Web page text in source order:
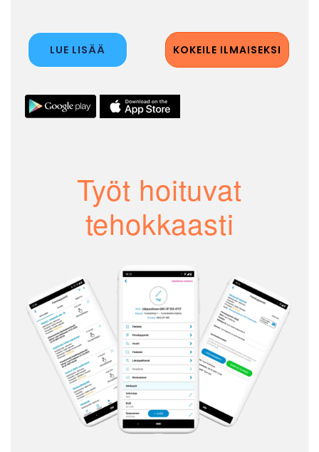
LUE LISÄÄ KOKEILE ILMAISEKSI
Työt hoituvat
tehokkaasti